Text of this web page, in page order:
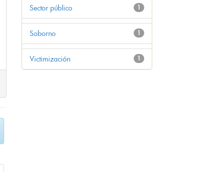
1
Sector público
1
Soborno
1
Victimización